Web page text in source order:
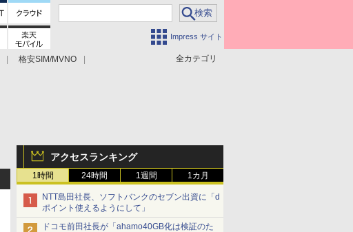
Impress サイト
全カテゴリ
格安SIM/MVNO
アクセスランキング
1時間 24時間 1週間 1カ月
NTT島田社長、ソフトバンクのセブン出資に「d
ポイント使えるようにして」
ドコモ前田社長が「ahamo40GB化は検証のた